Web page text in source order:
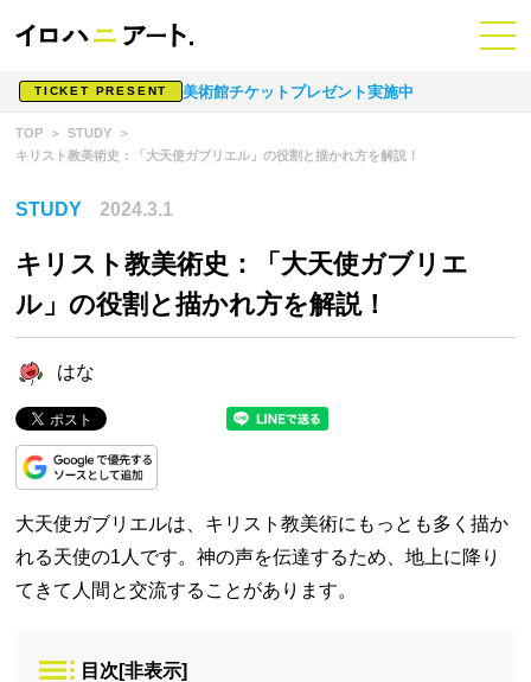
TICKET PRESENT 美術館チケットプレゼント実施中
TOP
STUDY
キリスト教美術史：「大天使ガブリエル」の役割と描かれ方を解説！
STUDY 2024.3.1
キリスト教美術史：「大天使ガブリエ
ル」の役割と描かれ方を解説！
はな
大天使ガブリエルは、キリスト教美術にもっとも多く描か
れる天使の1人です。神の声を伝達するため、地上に降り
てきて人間と交流することがあります。
目次 [非表示]